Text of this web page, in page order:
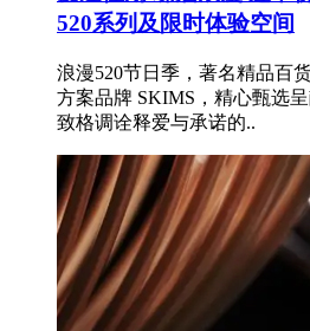
520系列及限时体验空间
浪漫520节日季，著名精品百
方案品牌 SKIMS，精心甄选
致格调诠释爱与承诺的..